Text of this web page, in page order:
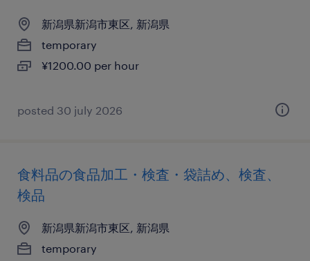
新潟県新潟市東区, 新潟県
temporary
¥1200.00 per hour
posted 30 july 2026
食料品の食品加工・検査・袋詰め、検査、
検品
新潟県新潟市東区, 新潟県
temporary